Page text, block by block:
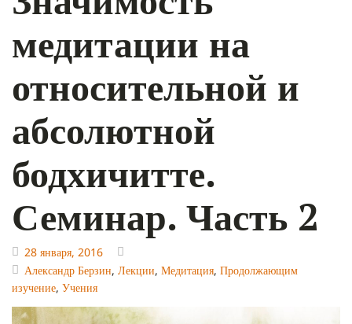
медитации на
относительной и
абсолютной
бодхичитте.
Семинар. Часть 2
28 января, 2016
Александр Берзин, Лекции, Медитация, Продолжающим
изучение, Учения